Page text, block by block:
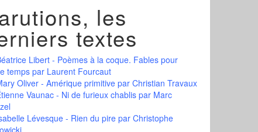
les
textes
Libert - Poèmes à la coque. Fables pour
tempspar Laurent Fourcaut
Oliver - Amérique primitivepar Christian Travaux
Vaunac - Ni de furieux chablispar Marc
Lévesque - Rien du pirepar Christophe